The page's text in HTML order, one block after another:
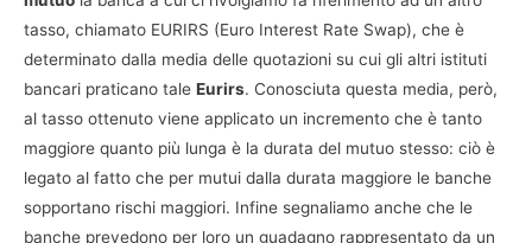
tasso, chiamato EURIRS (Euro Interest Rate Swap), che è
determinato dalla media delle quotazioni su cui gli altri istituti
bancari praticano tale Eurirs. Conosciuta questa media, però,
al tasso ottenuto viene applicato un incremento che è tanto
maggiore quanto più lunga è la durata del mutuo stesso: ciò è
legato al fatto che per mutui dalla durata maggiore le banche
sopportano rischi maggiori. Infine segnaliamo anche che le
banche prevedono per loro un guadagno rappresentato da un